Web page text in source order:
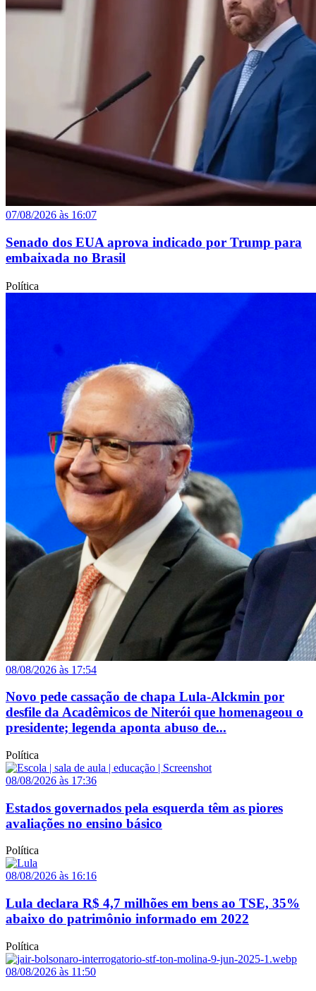
07/08/2026 às 16:07
Senado dos EUA aprova indicado por Trump para
embaixada no Brasil
Política
08/08/2026 às 17:54
Novo pede cassação de chapa Lula-Alckmin por
desfile da Acadêmicos de Niterói que homenageou o
presidente; legenda aponta abuso de...
Política
08/08/2026 às 17:36
Estados governados pela esquerda têm as piores
avaliações no ensino básico
Política
08/08/2026 às 16:16
Lula declara R$ 4,7 milhões em bens ao TSE, 35%
abaixo do patrimônio informado em 2022
Política
08/08/2026 às 11:50